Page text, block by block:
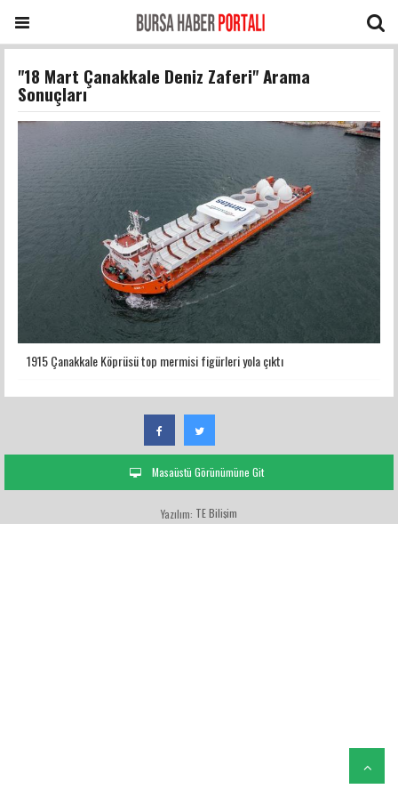
"18 Mart Çanakkale Deniz Zaferi" Arama
Sonuçları
1915 Çanakkale Köprüsü top mermisi figürleri yola çıktı
Masaüstü Görünümüne Git
Yazılım: TE Bilişim